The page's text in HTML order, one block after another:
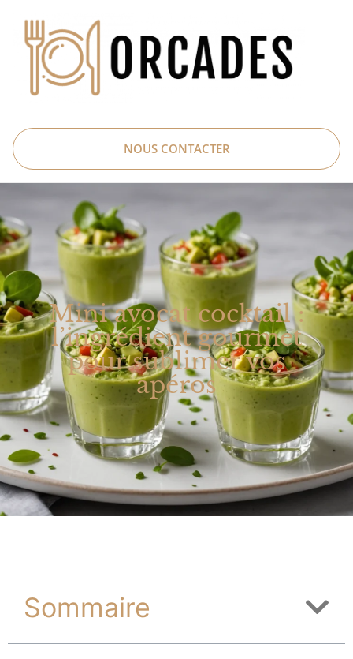
NOUS CONTACTER
Mini avocat cocktail :
l’ingrédient gourmet
pour sublimer vos
apéros
Sommaire